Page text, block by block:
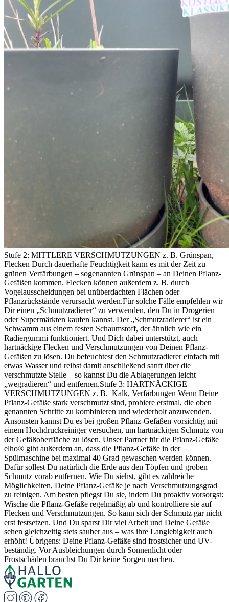
Stufe 2: MITTLERE VERSCHMUTZUNGEN z. B. Grünspan,
Flecken Durch dauerhafte Feuchtigkeit kann es mit der Zeit zu
grünen Verfärbungen – sogenannten Grünspan – an Deinen Pflanz-
Gefäßen kommen. Flecken können außerdem z. B. durch
Vogelausscheidungen bei unüberdachten Flächen oder
Pflanzrückstände verursacht werden.Für solche Fälle empfehlen wir
Dir einen „Schmutzradierer“ zu verwenden, den Du in Drogerien
oder Supermärkten kaufen kannst. Der „Schmutzradierer“ ist ein
Schwamm aus einem festen Schaumstoff, der ähnlich wie ein
Radiergummi funktioniert. Und Dich dabei unterstützt, auch
hartnäckige Flecken und Verschmutzungen von Deinen Pflanz-
Gefäßen zu lösen. Du befeuchtest den Schmutzradierer einfach mit
etwas Wasser und reibst damit anschließend sanft über die
verschmutzte Stelle – so kannst Du die Ablagerungen leicht
„wegradieren“ und entfernen.Stufe 3: HARTNÄCKIGE
VERSCHMUTZUNGEN z. B. Kalk, Verfärbungen Wenn Deine
Pflanz-Gefäße stark verschmutzt sind, probiere erstmal, die oben
genannten Schritte zu kombinieren und wiederholt anzuwenden.
Ansonsten kannst Du es bei großen Pflanz-Gefäßen vorsichtig mit
einem Hochdruckreiniger versuchen, um hartnäckigen Schmutz von
der Gefäßoberfläche zu lösen. Unser Partner für die Pflanz-Gefäße
elho® gibt außerdem an, dass die Pflanz-Gefäße in der
Spülmaschine bei maximal 40 Grad gewaschen werden können.
Dafür sollest Du natürlich die Erde aus den Töpfen und groben
Schmutz vorab entfernen. Wie Du siehst, gibt es zahlreiche
Möglichkeiten, Deine Pflanz-Gefäße je nach Verschmutzungsgrad
zu reinigen. Am besten pflegst Du sie, indem Du proaktiv vorsorgst:
Wische die Pflanz-Gefäße regelmäßig ab und kontrolliere sie auf
Flecken und Verschmutzungen. So kann sich der Schmutz gar nicht
erst festsetzen. Und Du sparst Dir viel Arbeit und Deine Gefäße
sehen gleichzeitig stets sauber aus – was ihre Langlebigkeit auch
erhöht! Übrigens: Deine Pflanz-Gefäße sind frostsicher und UV-
beständig. Vor Ausbleichungen durch Sonnenlicht oder
Frostschäden brauchst Du Dir keine Sorgen machen.